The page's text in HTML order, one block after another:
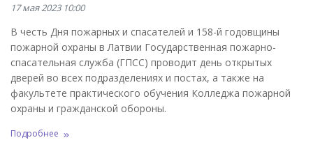
17 мая 2023 10:00
В честь Дня пожарных и спасателей и 158-й годовщины
пожарной охраны в Латвии Государственная пожарно-
спасательная служба (ГПСС) проводит день открытых
дверей во всех подразделениях и постах, а также на
факультете практического обучения Колледжа пожарной
охраны и гражданской обороны.
Подробнее